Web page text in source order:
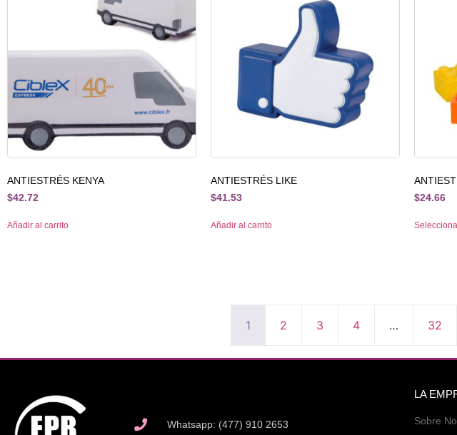
ANTIESTRÉS KENYA
$42.72
Añadir al carrito
ANTIESTRÉS LIKE
$41.53
Añadir al carrito
$24.66
1 2 3 4 … 32
Whatsapp: (477) 910 2653
LA
Sobre